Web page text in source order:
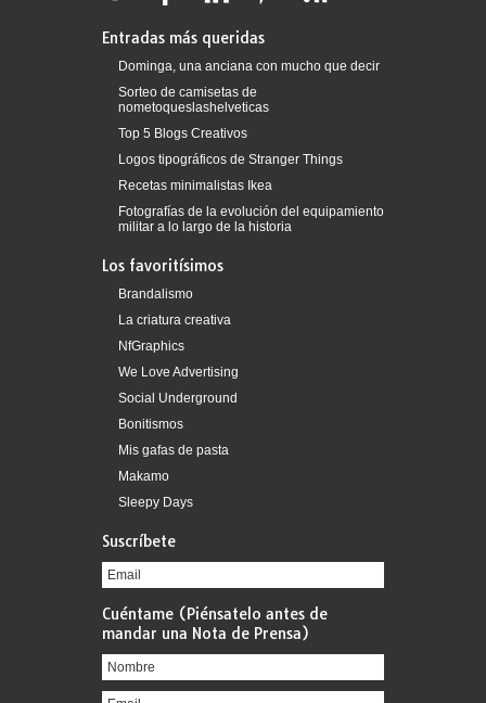
Entradas más queridas
Dominga, una anciana con mucho que decir
Sorteo de camisetas de
nometoqueslashelveticas
Top 5 Blogs Creativos
Logos tipográficos de Stranger Things
Recetas minimalistas Ikea
Fotografías de la evolución del equipamiento
militar a lo largo de la historia
Los favoritísimos
Brandalismo
La criatura creativa
NfGraphics
We Love Advertising
Social Underground
Bonitismos
Mis gafas de pasta
Makamo
Sleepy Days
Suscríbete
Cuéntame (Piénsatelo antes de
mandar una Nota de Prensa)